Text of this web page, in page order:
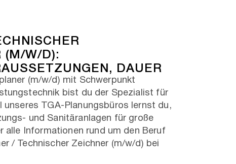
(M/W/D):
DAUER
(m/w/d) mit Schwerpunkt
bist du der Spezialist für
unseres TGA-Planungsbüros lernst du,
und Sanitäranlagen für große
alle Informationen rund um den Beruf
/ Technischer Zeichner (m/w/d) bei